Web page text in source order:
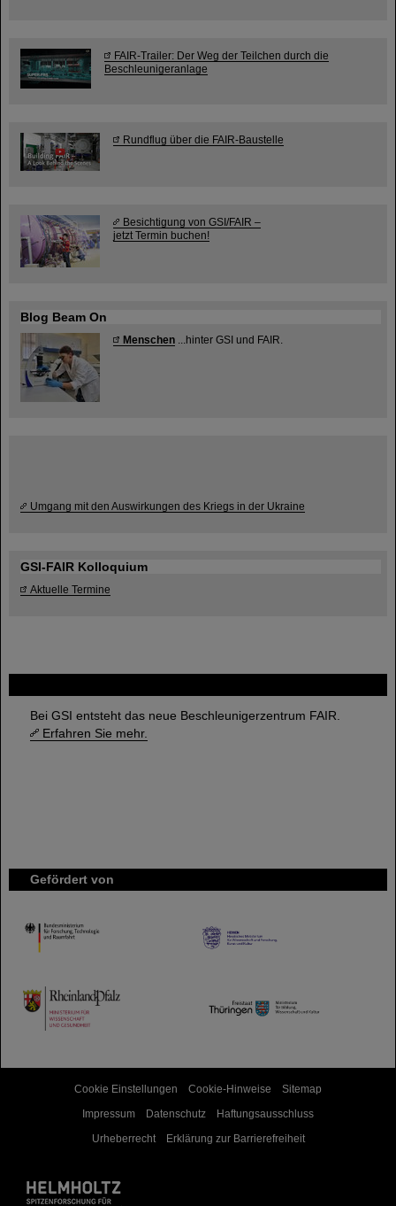
Bei GSI entsteht das neue Beschleunigerzentrum FAIR.
Erfahren Sie mehr.
Gefördert von
HMWK
TMWWDG
FAIR-Trailer: Der Weg der Teilchen durch die
Beschleunigeranlage
Rundflug über die FAIR-Baustelle
Besichtigung von GSI/FAIR –
jetzt Termin buchen!
Blog Beam On
Menschen ...hinter GSI und FAIR.
Umgang mit den Auswirkungen des Kriegs in der Ukraine
GSI-FAIR Kolloquium
Aktuelle Termine
Cookie Einstellungen Cookie-Hinweise
Sitemap
Impressum
Datenschutz
Haftungsausschluss
Urheberrecht
Erklärung zur Barrierefreiheit